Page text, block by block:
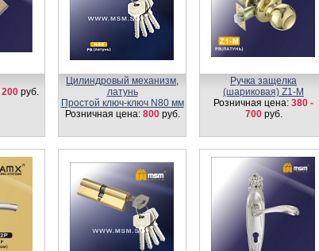
200руб.
Цилиндровый механизм,
латунь
Простой ключ-ключ N80 мм
Розничная цена: 800руб.
Ручка защелка
(шариковая) Z1-M
Розничная цена: 380 -
700руб.